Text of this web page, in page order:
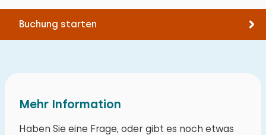
Buchung starten
Mehr Information
Haben Sie eine Frage, oder gibt es noch etwas